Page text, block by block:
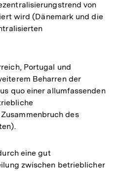
von
wird (Dänemark und die
Portugal und
Beharren der
quo einer allumfassenden
des
eine gut
zwischen betrieblicher